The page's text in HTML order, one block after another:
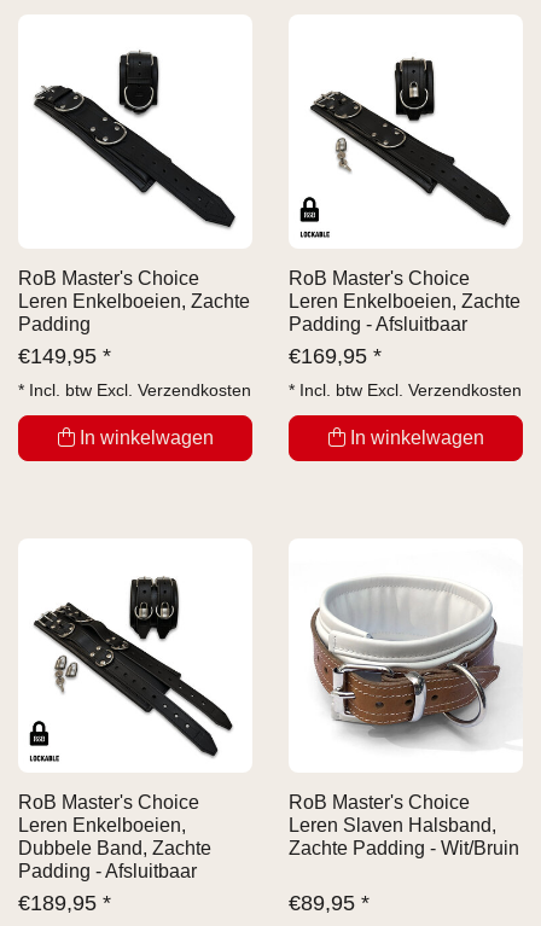
RoB Master's Choice
Leren Enkelboeien, Zachte
Padding
€149,95 *
* Incl. btw Excl. Verzendkosten
In winkelwagen
RoB Master's Choice
Leren Enkelboeien, Zachte
Padding - Afsluitbaar
€169,95 *
* Incl. btw Excl. Verzendkosten
In winkelwagen
RoB Master's Choice
Leren Enkelboeien,
Dubbele Band, Zachte
Padding - Afsluitbaar
€189,95 *
RoB Master's Choice
Leren Slaven Halsband,
Zachte Padding - Wit/Bruin
€89,95 *